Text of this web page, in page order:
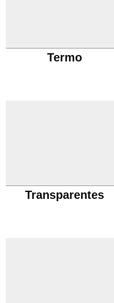
Termo
Transparentes